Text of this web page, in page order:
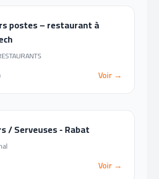
postes – restaurant à
Voir →
/ Serveuses - Rabat
Voir →